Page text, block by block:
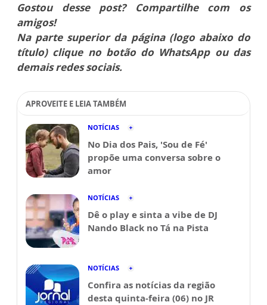
Gostou desse post? Compartilhe com os
amigos!
Na parte superior da página (logo abaixo do
título) clique no botão do WhatsApp ou das
demais redes sociais.
APROVEITE E LEIA TAMBÉM
NOTÍCIAS
No Dia dos Pais, 'Sou de Fé'
propõe uma conversa sobre o
amor
NOTÍCIAS
Dê o play e sinta a vibe de DJ
Nando Black no Tá na Pista
NOTÍCIAS
Confira as notícias da região
desta quinta-feira (06) no JR